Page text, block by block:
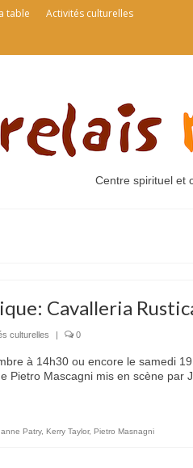
table
Activités culturelles
Centre spirituel et
Cavalleria
culturelles | 0
à 14h30 ou encore le samedi
Pietro Mascagni mis en scène
Patry, Kerry Taylor, Pietro Masnagni